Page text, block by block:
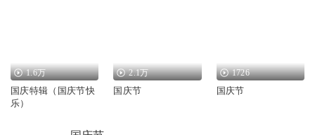
1.6万
国庆特辑（国庆节快
乐）
2.1万
国庆节
1726
国庆节